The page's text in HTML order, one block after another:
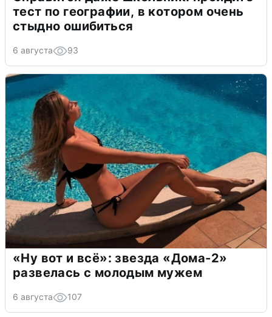
тест по географии, в котором очень
стыдно ошибиться
6 августа 93
«Ну вот и всё»: звезда «Дома-2»
развелась с молодым мужем
6 августа 107